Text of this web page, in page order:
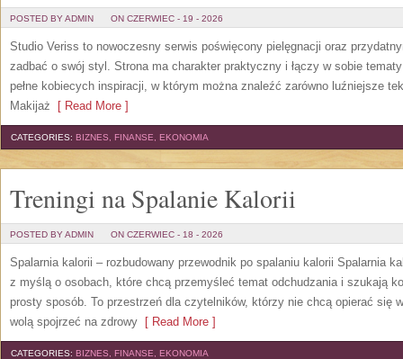
POSTED BY ADMIN ON CZERWIEC - 19 - 2026
Studio Veriss to nowoczesny serwis poświęcony pielęgnacji oraz
zadbać o swój styl. Strona ma charakter praktyczny i łączy w sobie
pełne kobiecych inspiracji, w którym można znaleźć zarówno luźniejsze
Makijaż [ Read More ]
CATEGORIES: BIZNES, FINANSE, EKONOMIA
Treningi na Spalanie Kalorii
POSTED BY ADMIN ON CZERWIEC - 18 - 2026
Spalarnia kalorii – rozbudowany przewodnik po spalaniu kalorii Spalarnia
z myślą o osobach, które chcą przemyśleć temat odchudzania i szukają
prosty sposób. To przestrzeń dla czytelników, którzy nie chcą opierać się
wolą spojrzeć na zdrowy [ Read More ]
CATEGORIES: BIZNES, FINANSE, EKONOMIA